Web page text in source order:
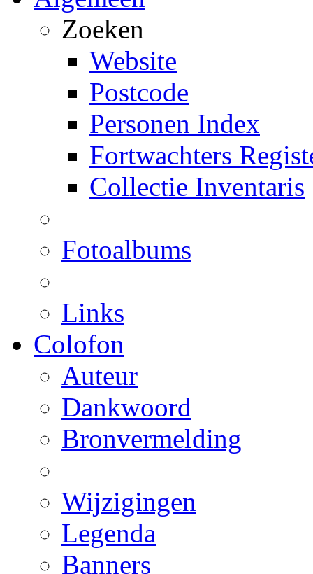
Zoeken
Website
Postcode
Personen Index
Fortwachters
Collectie Inventaris
Fotoalbums
Links
Colofon
Auteur
Dankwoord
Bronvermelding
Wijzigingen
Legenda
Banners